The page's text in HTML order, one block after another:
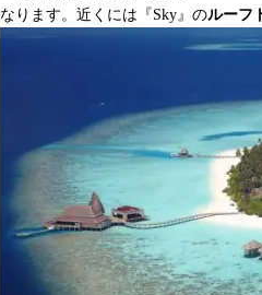
なります。近くには『Sky』のルーフ